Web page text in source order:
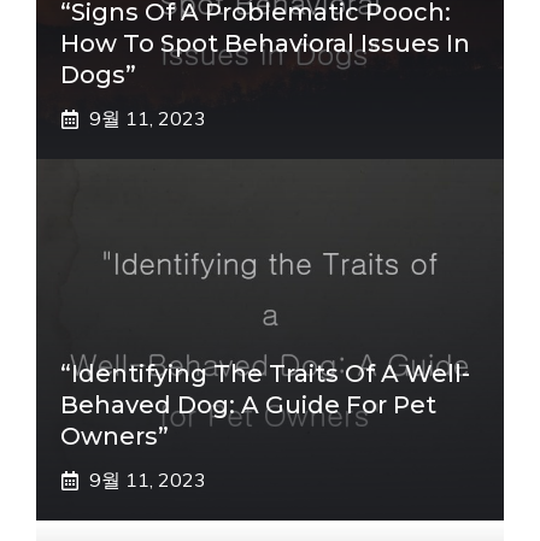
“Signs Of A Problematic Pooch:
How To Spot Behavioral Issues In
Dogs”
9월 11, 2023
“Identifying The Traits Of A Well-
Behaved Dog: A Guide For Pet
Owners”
9월 11, 2023